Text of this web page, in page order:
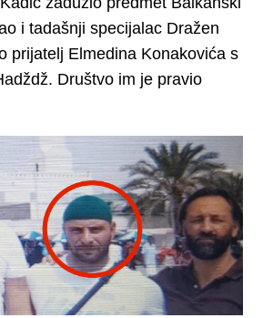
i tadašnji specijalac Dražen
prijatelj Elmedina Konakovića s
Društvo im je pravio